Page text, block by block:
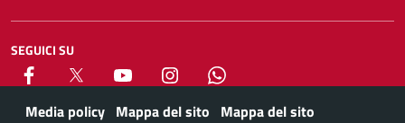
SEGUICI SU
Facebook YouTube Instagram
Media policy Mappa del sito Mappa del sito